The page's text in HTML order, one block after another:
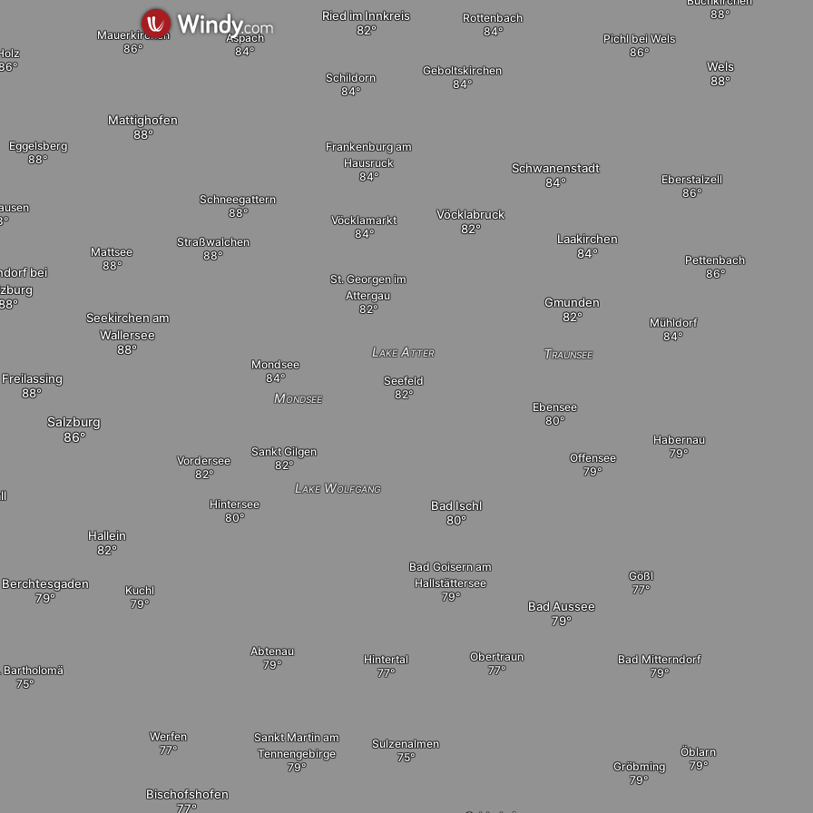
Freilassing
bei
Bartholomä
Berchtesgaden
Werfen
Bischofshofen
Abtenau
Hintersee
Hallein
Kuchl
Sulzenalmen
Sankt Martin am
Tennengebirge
Bad Mitterndorf
Gößl
Bad Aussee
Lake Wolfgang
Bad Ischl
Hintertal
Bad Goisern am
Hallstättersee
Obertraun
Wels
Eberstalzell
Pichl bei Wels
Schwanenstadt
Schneegattern
Aspach
Mattighofen
Mauerkirchen
Ried im Innkreis Rottenbach
Schildorn
Vöcklabruck
Vöcklamarkt
Frankenburg am
Hausruck
Geboltskirchen
Eggelsberg
Öblarn
Gröbming
Mondsee
Lake Atter
St. Georgen im
Attergau
Sankt Gilgen
Seefeld
Habernau
Traunsee
Gmunden
Pettenbach
Ebensee
Offensee
Laakirchen
Mühldorf
Seekirchen am
Wallersee
Salzburg
Straßwalchen
Mattsee
Mondsee
Vordersee